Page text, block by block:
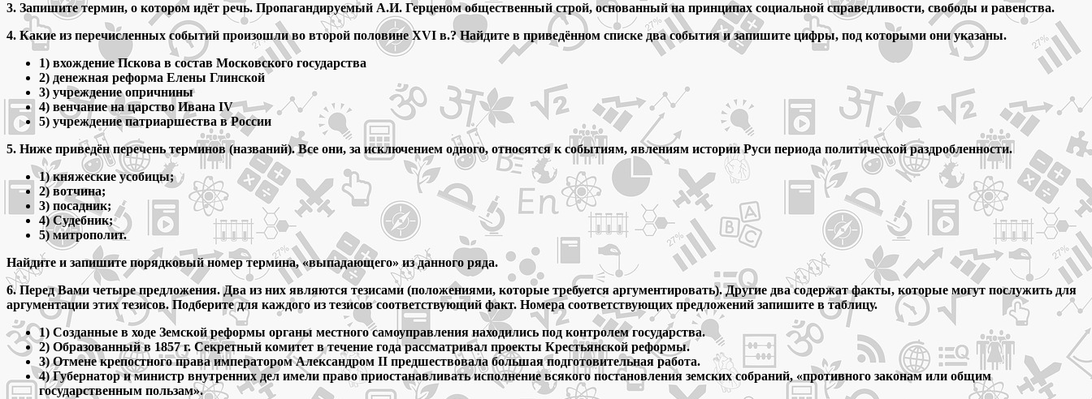
3. Запишите термин, о котором идёт речь. Пропагандируемый А.И. Герценом общественный строй, основанный на принципах социальной справедливости, свободы и равенства.
4. Какие из перечисленных событий произошли во второй половине XVI в.? Найдите в приведённом списке два события и запишите цифры, под которыми они указаны.
1) вхождение Пскова в состав Московского государства
2) денежная реформа Елены Глинской
3) учреждение опричнины
4) венчание на царство Ивана IV
5) учреждение патриаршества в России
5. Ниже приведён перечень терминов (названий). Все они, за исключением одного, относятся к событиям, явлениям истории Руси периода политической раздробленности.
1) княжеские усобицы;
2) вотчина;
3) посадник;
4) Судебник;
5) митрополит.
Найдите и запишите порядковый номер термина, «выпадающего» из данного ряда.
6. Перед Вами четыре предложения. Два из них являются тезисами (положениями, которые требуется аргументировать). Другие два содержат факты, которые могут послужить для
аргументации этих тезисов. Подберите для каждого из тезисов соответствующий факт. Номера соответствующих предложений запишите в таблицу.
1) Созданные в ходе Земской реформы органы местного самоуправления находились под контролем государства.
2) Образованный в 1857 г. Секретный комитет в течение года рассматривал проекты Крестьянской реформы.
3) Отмене крепостного права императором Александром II предшествовала большая подготовительная работа.
4) Губернатор и министр внутренних дел имели право приостанавливать исполнение всякого постановления земских собраний, «противного законам или общим
государственным пользам».